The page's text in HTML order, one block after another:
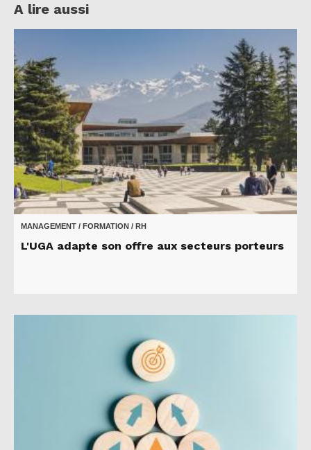
A lire aussi
MANAGEMENT / FORMATION / RH
L'UGA adapte son offre aux secteurs porteurs